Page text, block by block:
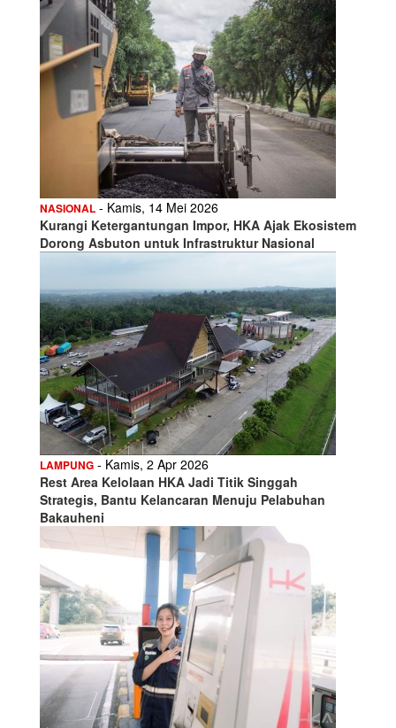
NASIONAL - Kamis, 14 Mei 2026
Kurangi Ketergantungan Impor, HKA Ajak Ekosistem
Dorong Asbuton untuk Infrastruktur Nasional
LAMPUNG - Kamis, 2 Apr 2026
Rest Area Kelolaan HKA Jadi Titik Singgah
Strategis, Bantu Kelancaran Menuju Pelabuhan
Bakauheni